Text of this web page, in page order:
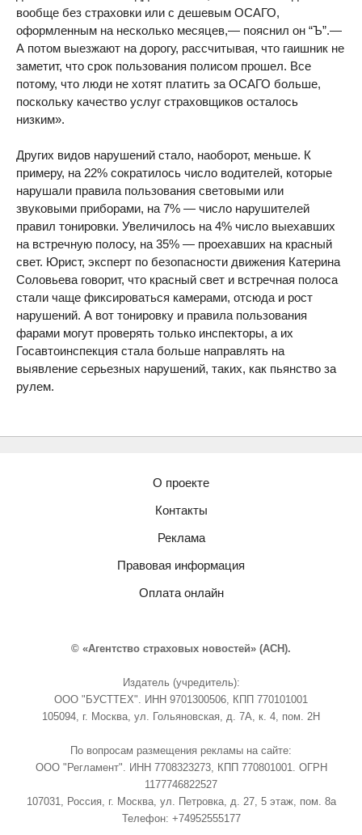
вообще без страховки или с дешевым ОСАГО,
оформленным на несколько месяцев,— пояснил он “Ъ”.—
А потом выезжают на дорогу, рассчитывая, что гаишник не
заметит, что срок пользования полисом прошел. Все
потому, что люди не хотят платить за ОСАГО больше,
поскольку качество услуг страховщиков осталось
низким».
Других видов нарушений стало, наоборот, меньше. К
примеру, на 22% сократилось число водителей, которые
нарушали правила пользования световыми или
звуковыми приборами, на 7% — число нарушителей
правил тонировки. Увеличилось на 4% число выехавших
на встречную полосу, на 35% — проехавших на красный
свет. Юрист, эксперт по безопасности движения Катерина
Соловьева говорит, что красный свет и встречная полоса
стали чаще фиксироваться камерами, отсюда и рост
нарушений. А вот тонировку и правила пользования
фарами могут проверять только инспекторы, а их
Госавтоинспекция стала больше направлять на
выявление серьезных нарушений, таких, как пьянство за
рулем.
О проекте
Контакты
Реклама
Правовая информация
Оплата онлайн
© «Агентство страховых новостей» (АСН).
Издатель (учредитель):
ООО "БУСТТЕХ". ИНН 9701300506, КПП 770101001
105094, г. Москва, ул. Гольяновская, д. 7А, к. 4, пом. 2Н
По вопросам размещения рекламы на сайте:
ООО "Регламент". ИНН 7708323273, КПП 770801001. ОГРН
1177746822527
107031, Россия, г. Москва, ул. Петровка, д. 27, 5 этаж, пом. 8а
Телефон: +74952555177